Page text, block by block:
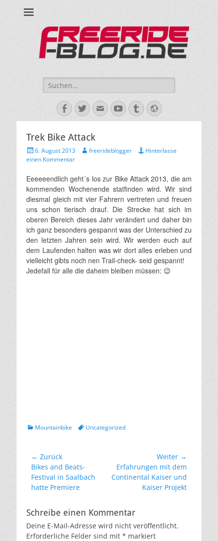
Suche
nach:
Facebook
Twitter
E-
Mail
YouTube
TumblrWebsite
Trek Bike Attack
Veröffentlicht
am
6. August 2013 Autorfreerideblogger
Hinterlasse
einen Kommentar
Eeeeeendlich geht´s los zur Bike Attack 2013, die am
kommenden Wochenende statfinden wird. Wir sind
diesmal gleich mit vier Fahrern vertreten und freuen
uns schon tierisch drauf. Die Strecke hat sich im
oberen Bereich dieses Jahr verändert und daher bin
ich ganz besonders gespannt was der Unterschied zu
den letzten Jahren sein wird. Wir werden euch auf
dem Laufenden halten was wir dort alles erleben und
vielleicht gibts noch nen Trail-check- seid gespannt!
Jedefall für alle die daheim bleiben müssen: 😉
Kategorien
Mountainbike Schlagworte
Uncategorized
Beitragsnavigation
← Zurück
Vorheriger
Beitrag:
Bikes and Beats-
Festival in Saalbach
hatte Premiere
Weiter →
Nächster
Beitrag:
Erfahrungen mit dem
Continental Kaiser und
Kaiser Projekt
Schreibe einen Kommentar
Deine E-Mail-Adresse wird nicht veröffentlicht.
Erforderliche Felder sind mit * markiert